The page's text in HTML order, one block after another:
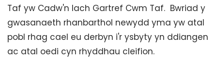
Taf yw Cadw'n Iach Gartref Cwm Taf. Bwriad y
gwasanaeth rhanbarthol newydd yma yw atal
pobl rhag cael eu derbyn i'r ysbyty yn ddiangen
ac atal oedi cyn rhyddhau cleifion.